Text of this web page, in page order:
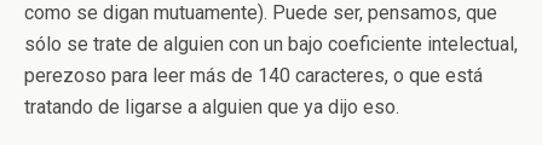
como se digan mutuamente). Puede ser, pensamos, que
sólo se trate de alguien con un bajo coeficiente intelectual,
perezoso para leer más de 140 caracteres, o que está
tratando de ligarse a alguien que ya dijo eso.